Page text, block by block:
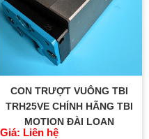
CON TRƯỢT VUÔNG TBI
TRH25VE CHÍNH HÃNG TBI
MOTION ĐÀI LOAN
Giá: Liên hệ